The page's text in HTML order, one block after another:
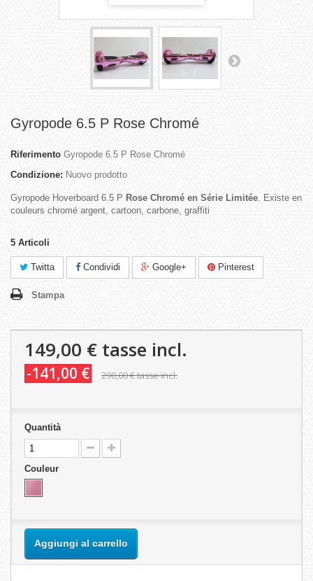
Gyropode 6.5 P Rose Chromé
Riferimento Gyropode 6.5 P Rose Chromé
Condizione: Nuovo prodotto
Gyropode Hoverboard 6.5 P Rose Chromé en Série Limitée. Existe en
couleurs chromé argent, cartoon, carbone, graffiti
5 Articoli
Twitta Condividi Google+ Pinterest
Stampa
149,00 € tasse incl.
-141,00 € 290,00 €tasse incl.
Quantità
Couleur
Aggiungi al carrello